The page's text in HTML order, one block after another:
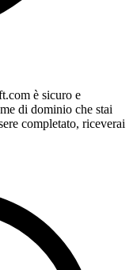
è sicuro e
di dominio che stai
completato, riceverai